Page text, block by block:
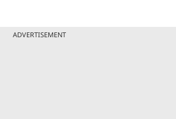
ADVERTISEMENT